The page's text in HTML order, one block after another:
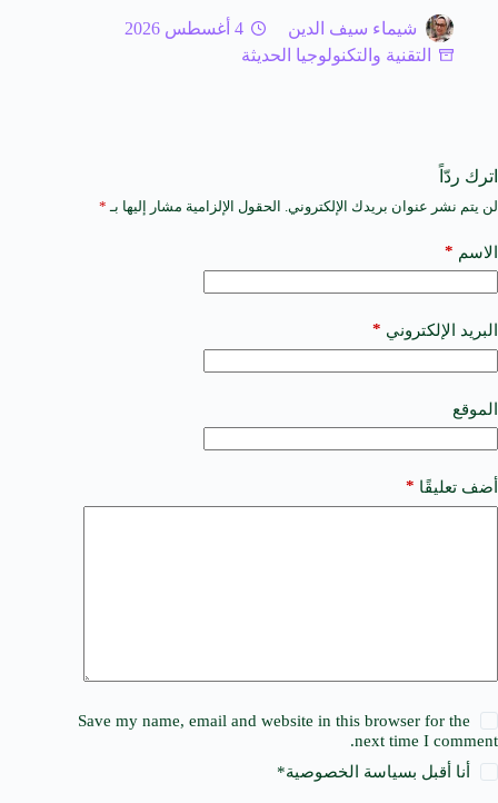
شيماء سيف الدين
4 أغسطس 2026
التقنية والتكنولوجيا الحديثة
اترك ردّاً
لن يتم نشر عنوان بريدك الإلكتروني. الحقول الإلزامية مشار إليها بـ *
الاسم *
البريد الإلكتروني *
الموقع
أضف تعليقًا *
Save my name, email and website in this browser for the
next time I comment.
أنا أقبل بسياسة الخصوصية*
A
t
e
a
t
i
e
: